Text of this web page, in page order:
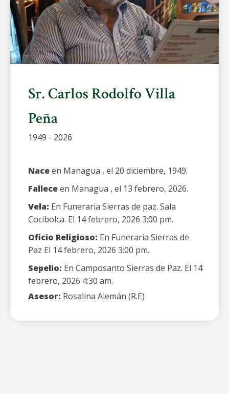
Sr. Carlos Rodolfo Villa
Peña
1949 - 2026
Naceen Managua , el 20 diciembre, 1949.
Falleceen Managua , el 13 febrero, 2026.
Vela: En Funeraria Sierras de paz. Sala
Cocibolca. El 14 febrero, 2026 3:00 pm.
Oficio Religioso: En Funeraria Sierras de
Paz El 14 febrero, 2026 3:00 pm.
Sepelio: En Camposanto Sierras de Paz. El 14
febrero, 2026 4:30 am.
Asesor: Rosalina Alemán (R.E)